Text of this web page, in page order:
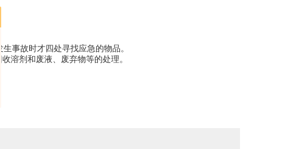
事故时才四处寻找应急的物品。
溶剂和废液、废弃物等的处理。